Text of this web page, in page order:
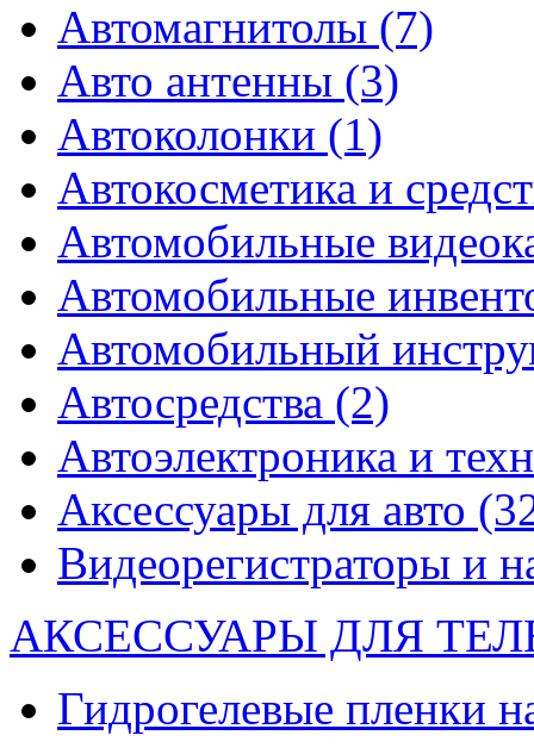
Автомагнитолы (7)
Авто антенны (3)
Автоколонки (1)
Автокосметика и
Автомобильные
Автомобильные
Автомобильный
Автосредства (2)
Автоэлектроника и
Аксессуары для авто
Видеорегистраторы и
АКСЕССУАРЫ ДЛЯ
Гидрогелевые пленки